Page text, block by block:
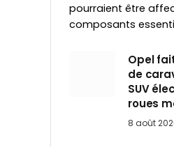
pourraient être
composants
Opel
de
SUV
roues
8 août